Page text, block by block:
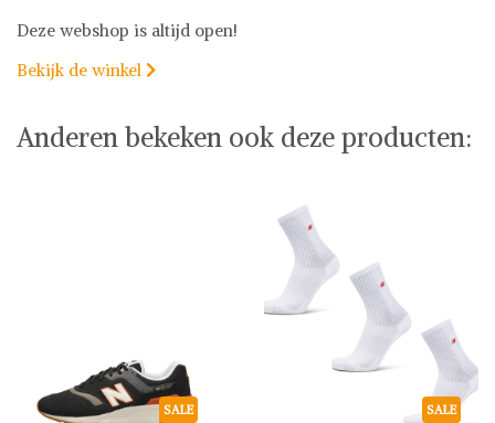
Deze webshop is altijd open!
Bekijk de winkel 
Anderen bekeken ook deze producten:
SALE SALE